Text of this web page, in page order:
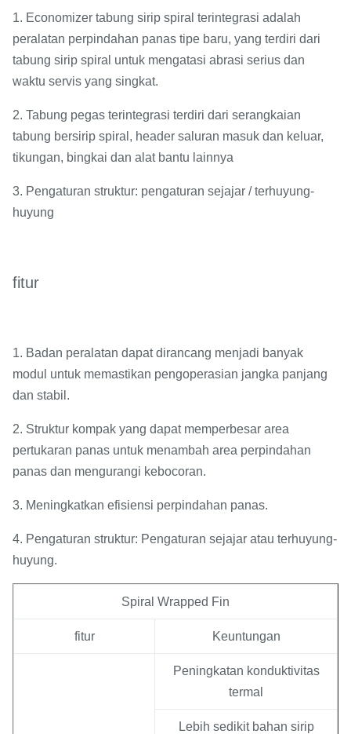
1. Economizer tabung sirip spiral terintegrasi adalah
peralatan perpindahan panas tipe baru, yang terdiri dari
tabung sirip spiral untuk mengatasi abrasi serius dan
waktu servis yang singkat.
2. Tabung pegas terintegrasi terdiri dari serangkaian
tabung bersirip spiral, header saluran masuk dan keluar,
tikungan, bingkai dan alat bantu lainnya
3. Pengaturan struktur: pengaturan sejajar / terhuyung-
huyung
fitur
1. Badan peralatan dapat dirancang menjadi banyak
modul untuk memastikan pengoperasian jangka panjang
dan stabil.
2. Struktur kompak yang dapat memperbesar area
pertukaran panas untuk menambah area perpindahan
panas dan mengurangi kebocoran.
3. Meningkatkan efisiensi perpindahan panas.
4. Pengaturan struktur: Pengaturan sejajar atau terhuyung-
huyung.
Spiral Wrapped Fin
fitur Keuntungan
Peningkatan konduktivitas
termal
Lebih sedikit bahan sirip